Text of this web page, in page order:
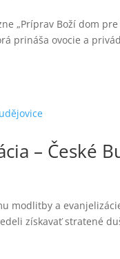
„Príprav Boží dom
prináša ovocie a
– České
modlitby a
získavať stratené